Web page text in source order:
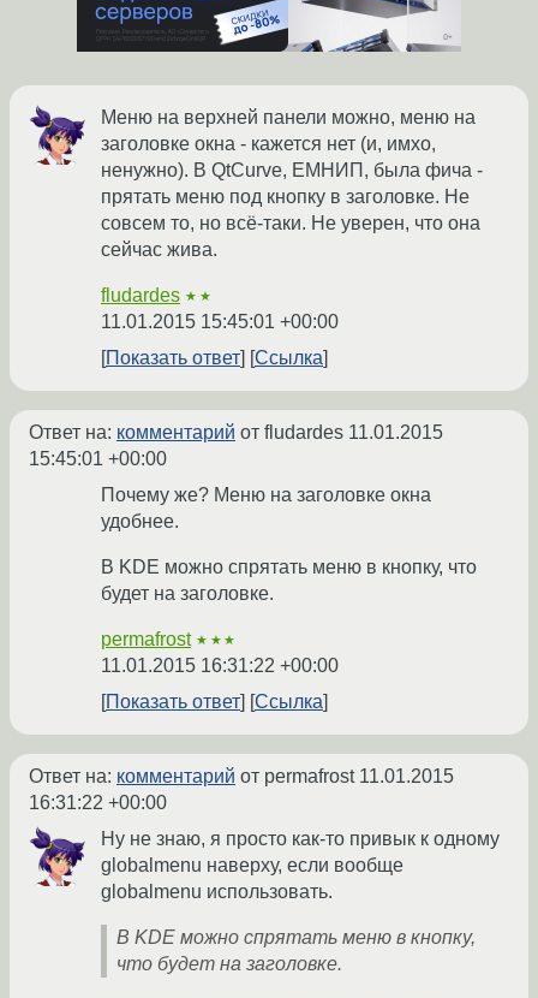
Меню на верхней панели можно, меню на
заголовке окна - кажется нет (и, имхо,
ненужно). В QtCurve, ЕМНИП, была фича -
прятать меню под кнопку в заголовке. Не
совсем то, но всё-таки. Не уверен, что она
сейчас жива.
fludardes ★★
11.01.2015 15:45:01 +00:00
Показать ответ
Ссылка
Ответ на: комментарий от fludardes 11.01.2015
15:45:01 +00:00
Почему же? Меню на заголовке окна
удобнее.
В KDE можно спрятать меню в кнопку, что
будет на заголовке.
permafrost ★★★
11.01.2015 16:31:22 +00:00
Показать ответ
Ссылка
Ответ на: комментарий от permafrost 11.01.2015
16:31:22 +00:00
Ну не знаю, я просто как-то привык к одному
globalmenu наверху, если вообще
globalmenu использовать.
В KDE можно спрятать меню в кнопку,
что будет на заголовке.